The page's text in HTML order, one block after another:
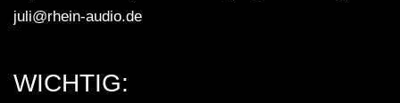
juli@rhein-audio.de
WICHTIG: